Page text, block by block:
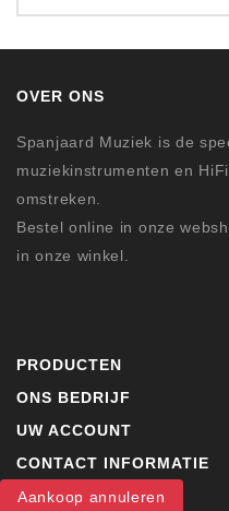
OVER ONS
Spanjaard Muziek is de
muziekinstrumenten en
omstreken.
Bestel online in onze
in onze winkel.
PRODUCTEN
ONS BEDRIJF
UW ACCOUNT
CONTACT INFORMATIE
Aankoop annuleren